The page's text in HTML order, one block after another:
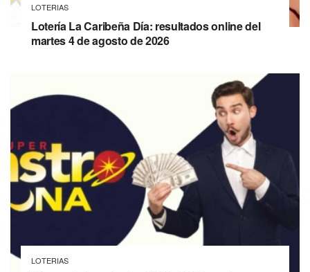
LOTERIAS
Lotería La Caribeña Día: resultados online del
martes 4 de agosto de 2026
LOTERIAS